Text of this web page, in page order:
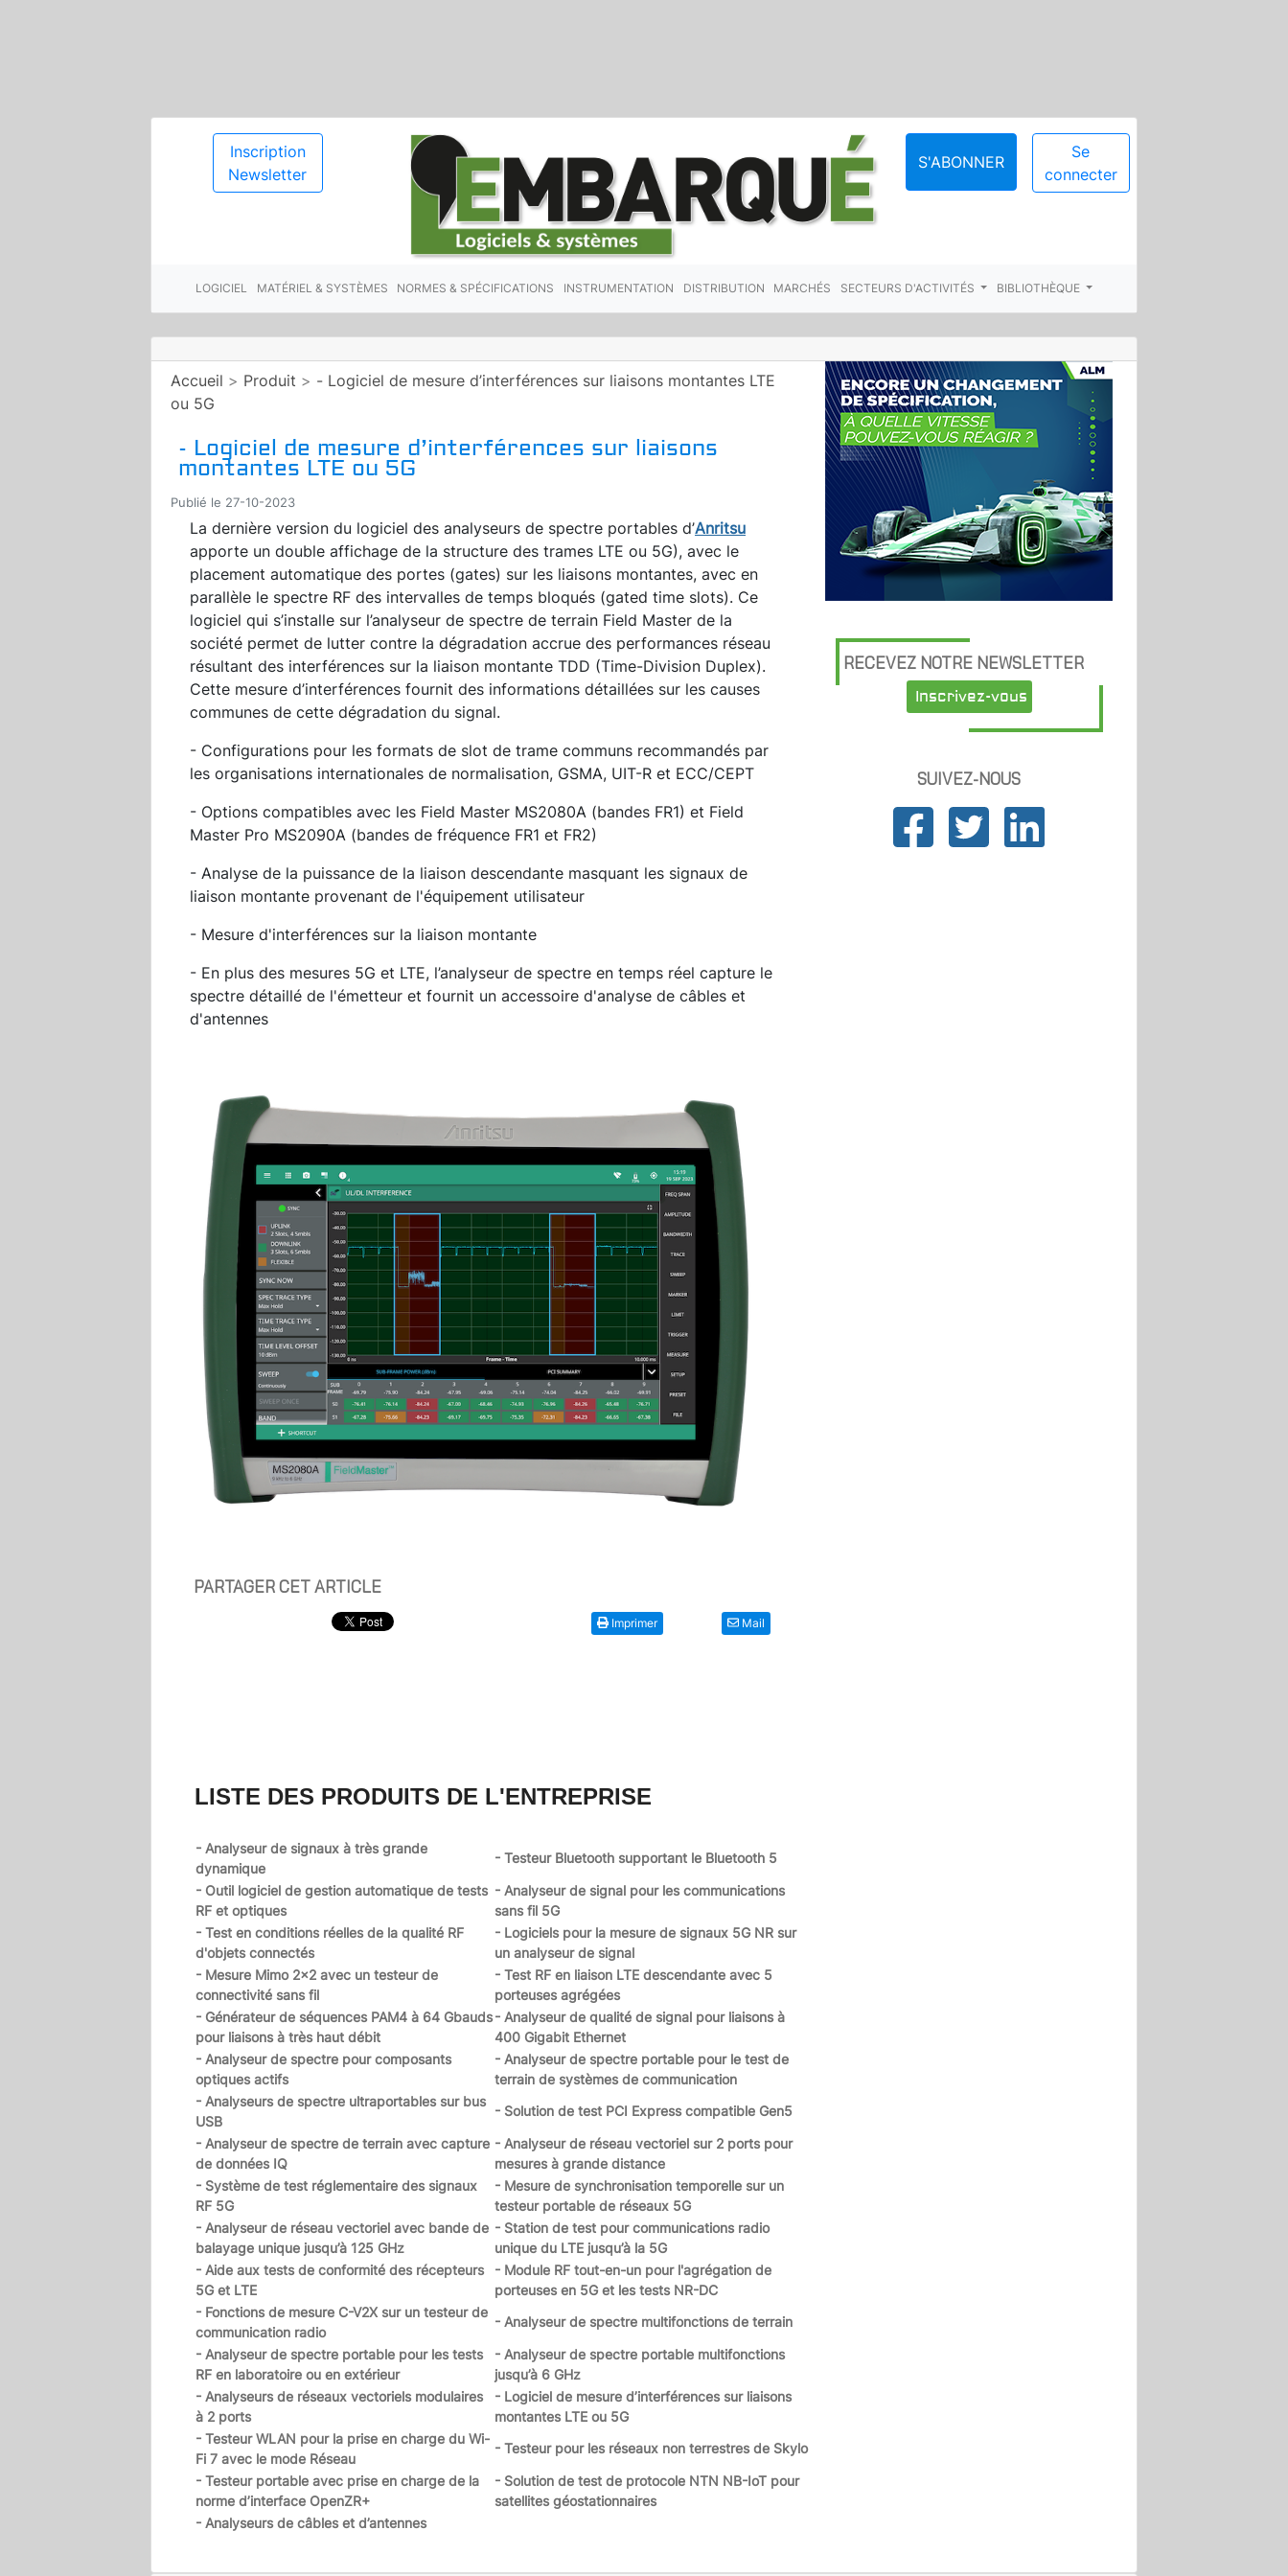
Inscription
Newsletter
S'ABONNER
Se
connecter
LOGICIEL MATÉRIEL & SYSTÈMES NORMES & SPÉCIFICATIONS INSTRUMENTATION DISTRIBUTION MARCHÉS SECTEURS D'ACTIVITÉS BIBLIOTHÈQUE
Accueil > Produit > - Logiciel de mesure d’interférences sur liaisons montantes LTE
ou 5G
- Logiciel de mesure d’interférences sur liaisons
montantes LTE ou 5G
Publié le 27-10-2023
La dernière version du logiciel des analyseurs de spectre portables d’Anritsu
apporte un double affichage de la structure des trames LTE ou 5G), avec le
placement automatique des portes (gates) sur les liaisons montantes, avec en
parallèle le spectre RF des intervalles de temps bloqués (gated time slots). Ce
logiciel qui s’installe sur l’analyseur de spectre de terrain Field Master de la
société permet de lutter contre la dégradation accrue des performances réseau
résultant des interférences sur la liaison montante TDD (Time-Division Duplex).
Cette mesure d’interférences fournit des informations détaillées sur les causes
communes de cette dégradation du signal.
- Configurations pour les formats de slot de trame communs recommandés par
les organisations internationales de normalisation, GSMA, UIT-R et ECC/CEPT
- Options compatibles avec les Field Master MS2080A (bandes FR1) et Field
Master Pro MS2090A (bandes de fréquence FR1 et FR2)
- Analyse de la puissance de la liaison descendante masquant les signaux de
liaison montante provenant de l'équipement utilisateur
- Mesure d'interférences sur la liaison montante
- En plus des mesures 5G et LTE, l’analyseur de spectre en temps réel capture le
spectre détaillé de l'émetteur et fournit un accessoire d'analyse de câbles et
d'antennes
PARTAGER CET ARTICLE
Imprimer Mail
LISTE DES PRODUITS DE L'ENTREPRISE
- Analyseur de signaux à très grande
dynamique
- Testeur Bluetooth supportant le Bluetooth 5
- Outil logiciel de gestion automatique de tests
RF et optiques
- Analyseur de signal pour les communications
sans fil 5G
- Test en conditions réelles de la qualité RF
d'objets connectés
- Logiciels pour la mesure de signaux 5G NR sur
un analyseur de signal
- Mesure Mimo 2x2 avec un testeur de
connectivité sans fil
- Test RF en liaison LTE descendante avec 5
porteuses agrégées
- Générateur de séquences PAM4 à 64 Gbauds
pour liaisons à très haut débit
- Analyseur de qualité de signal pour liaisons à
400 Gigabit Ethernet
- Analyseur de spectre pour composants
optiques actifs
- Analyseur de spectre portable pour le test de
terrain de systèmes de communication
- Analyseurs de spectre ultraportables sur bus
USB
- Solution de test PCI Express compatible Gen5
- Analyseur de spectre de terrain avec capture
de données IQ
- Analyseur de réseau vectoriel sur 2 ports pour
mesures à grande distance
- Système de test réglementaire des signaux
RF 5G
- Mesure de synchronisation temporelle sur un
testeur portable de réseaux 5G
- Analyseur de réseau vectoriel avec bande de
balayage unique jusqu’à 125 GHz
- Station de test pour communications radio
unique du LTE jusqu’à la 5G
- Aide aux tests de conformité des récepteurs
5G et LTE
- Module RF tout-en-un pour l'agrégation de
porteuses en 5G et les tests NR-DC
- Fonctions de mesure C-V2X sur un testeur de
communication radio
- Analyseur de spectre multifonctions de terrain
- Analyseur de spectre portable pour les tests
RF en laboratoire ou en extérieur
- Analyseur de spectre portable multifonctions
jusqu’à 6 GHz
- Analyseurs de réseaux vectoriels modulaires
à 2 ports
- Logiciel de mesure d’interférences sur liaisons
montantes LTE ou 5G
- Testeur WLAN pour la prise en charge du Wi-
Fi 7 avec le mode Réseau
- Testeur pour les réseaux non terrestres de Skylo
- Testeur portable avec prise en charge de la
norme d’interface OpenZR+
- Solution de test de protocole NTN NB-IoT pour
satellites géostationnaires
- Analyseurs de câbles et d’antennes
RECEVEZ NOTRE NEWSLETTER
Inscrivez-vous
SUIVEZ-NOUS